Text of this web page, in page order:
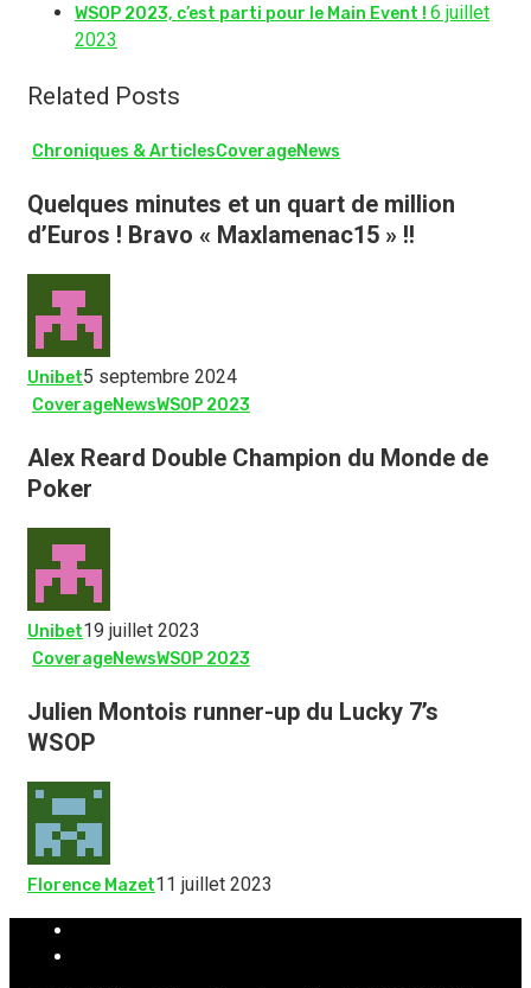
WSOP 2023, c’est parti pour le Main Event ! 6 juillet
2023
Related Posts
Chroniques & ArticlesCoverageNews
Quelques minutes et un quart de million
d’Euros ! Bravo « Maxlamenac15 » !!
Unibet5 septembre 2024
CoverageNewsWSOP 2023
Alex Reard Double Champion du Monde de
Poker
Unibet19 juillet 2023
CoverageNewsWSOP 2023
Julien Montois runner-up du Lucky 7’s
WSOP
Florence Mazet11 juillet 2023